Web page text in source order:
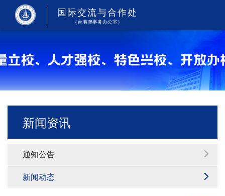
国际交流与合作处
（台港澳事务办公室）
新闻资讯
通知公告
新闻动态